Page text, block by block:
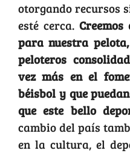
otorgando recursos
esté cerca.
para nuestra
peloteros
vez más en el
béisbol y que
que este bello
cambio del país
en la cultura, el